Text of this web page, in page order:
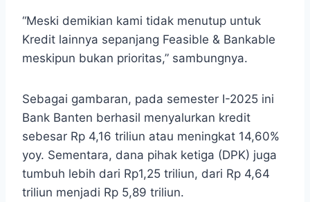
“Meski demikian kami tidak menutup untuk
Kredit lainnya sepanjang Feasible & Bankable
meskipun bukan prioritas,” sambungnya.
Sebagai gambaran, pada semester I-2025 ini
Bank Banten berhasil menyalurkan kredit
sebesar Rp 4,16 triliun atau meningkat 14,60%
yoy. Sementara, dana pihak ketiga (DPK) juga
tumbuh lebih dari Rp1,25 triliun, dari Rp 4,64
triliun menjadi Rp 5,89 triliun.